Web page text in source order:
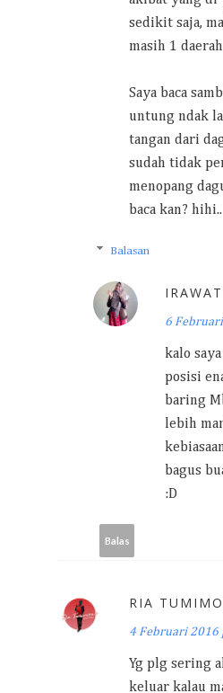
sedikit saja,
masih 1
Saya baca
untung ndak
tangan dari
sudah tidak
menopang
baca kan? hihi..
Balasan
6
kalo
posisi
baring
lebih
bagus
:D
Balas
RIA
4 Februari 2016
Yg plg sering
keluar kalau